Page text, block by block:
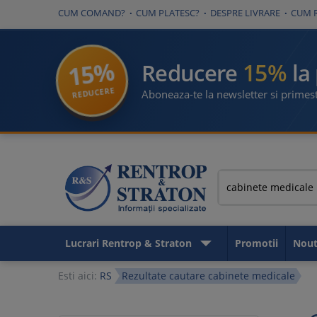
CUM COMAND? CUM PLATESC? DESPRE LIVRARE CUM
15%
REDUCERE
Reducere 15%
Aboneaza-te la newsletter si
Lucrari Rentrop & Straton Promotii
Esti aici: RS Rezultate cautare cabinete medicale